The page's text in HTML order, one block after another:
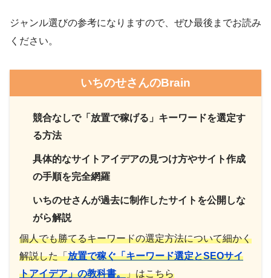
ジャンル選びの参考になりますので、ぜひ最後までお読み
ください。
いちのせさんのBrain
競合なしで「放置で稼げる」キーワードを選定す
る方法
具体的なサイトアイデアの見つけ方やサイト作成
の手順を完全網羅
いちのせさんが過去に制作したサイトを公開しな
がら解説
個人でも勝てるキーワードの選定方法について細かく
解説した「放置で稼ぐ「キーワード選定とSEOサイ
トアイデア」の教科書。」はこちら